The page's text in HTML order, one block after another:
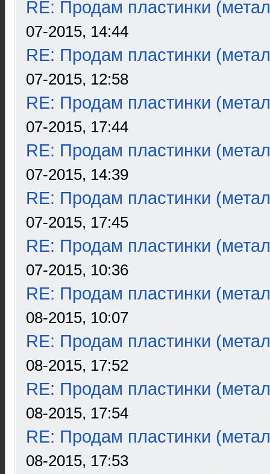
RE: Продам пластинки
07-2015, 14:44
RE: Продам пластинки
07-2015, 12:58
RE: Продам пластинки
07-2015, 17:44
RE: Продам пластинки
07-2015, 14:39
RE: Продам пластинки
07-2015, 17:45
RE: Продам пластинки
07-2015, 10:36
RE: Продам пластинки
08-2015, 10:07
RE: Продам пластинки
08-2015, 17:52
RE: Продам пластинки
08-2015, 17:54
RE: Продам пластинки
08-2015, 17:53